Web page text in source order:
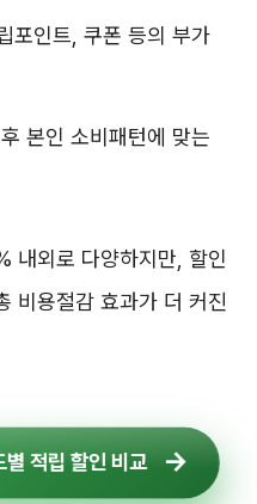
포인트, 쿠폰 등의 부가
본인 소비패턴에 맞는
내외로 다양하지만, 할인
비용절감 효과가 더 커진
적립 할인 비교